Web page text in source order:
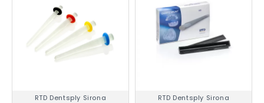
RTD Dentsply Sirona
RTD Dentsply Sirona